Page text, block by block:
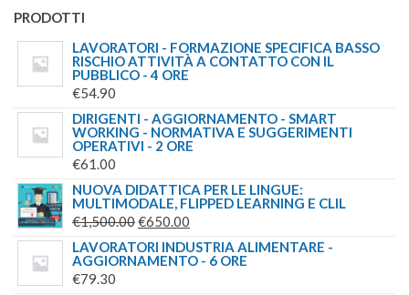
PRODOTTI
LAVORATORI - FORMAZIONE SPECIFICA BASSO
RISCHIO ATTIVITÀ A CONTATTO CON IL
PUBBLICO - 4 ORE
€54.90
DIRIGENTI - AGGIORNAMENTO - SMART
WORKING - NORMATIVA E SUGGERIMENTI
OPERATIVI - 2 ORE
€61.00
NUOVA DIDATTICA PER LE LINGUE:
MULTIMODALE, FLIPPED LEARNING E CLIL
€1,500.00IL
PREZZO
ORIGINALE
€650.00
PREZZO
ATTUALE
LAVORATORI INDUSTRIA ALIMENTARE -
AGGIORNAMENTO - 6 ORE
€79.30